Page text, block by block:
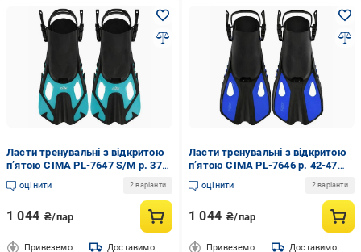
Ласти тренувальні з відкритою
п’ятою CIMA PL-7647 S/M р. 37-
41 Бірюзовий (34167986)
оцінити 2 варіанти
1 044 ₴/пар
Привеземо Доставимо
Ласти тренувальні з відкритою
п’ятою CIMA PL-7646 р. 42-47
Синій (34167978)
оцінити 2 варіанти
1 044 ₴/пар
Привеземо Доставимо